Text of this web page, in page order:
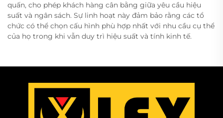
quấn, cho phép khách hàng cân bằng giữa yêu cầu hiệu
suất và ngân sách. Sự linh hoạt này đảm bảo rằng các tổ
chức có thể chọn cấu hình phù hợp nhất với nhu cầu cụ thể
của họ trong khi vẫn duy trì hiệu suất và tính kinh tế.